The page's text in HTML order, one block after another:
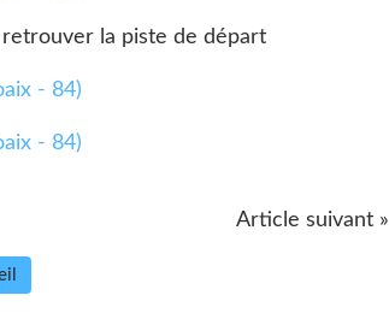
la piste de départ
Article suivant »